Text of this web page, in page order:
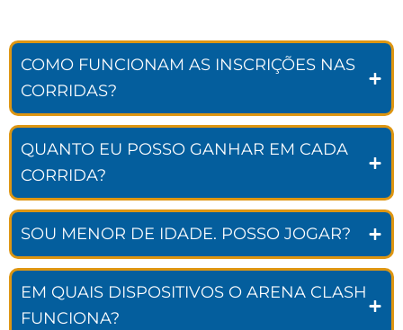
COMO FUNCIONAM AS INSCRIÇÕES NAS
CORRIDAS?
QUANTO EU POSSO GANHAR EM CADA
CORRIDA?
SOU MENOR DE IDADE. POSSO JOGAR?
EM QUAIS DISPOSITIVOS O ARENA CLASH
FUNCIONA?